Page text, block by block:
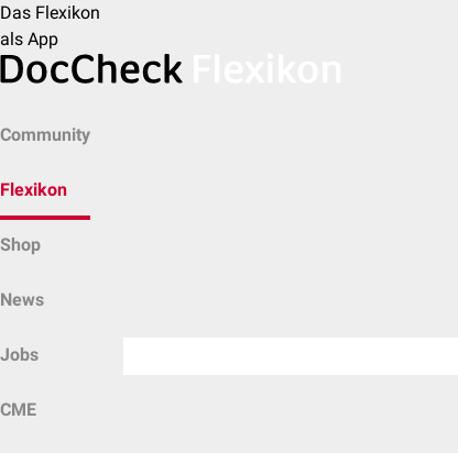
Das Flexikon
als App
Community
Flexikon
Shop
News
Jobs
CME